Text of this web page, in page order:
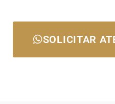
SOLICITAR